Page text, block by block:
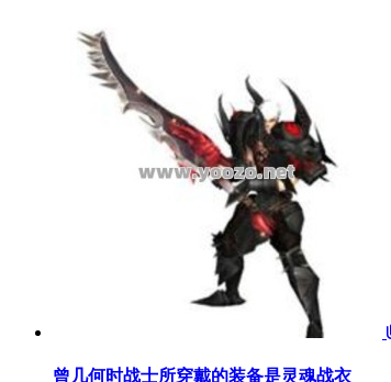
曾几何时战士所穿戴的装备是灵魂战衣